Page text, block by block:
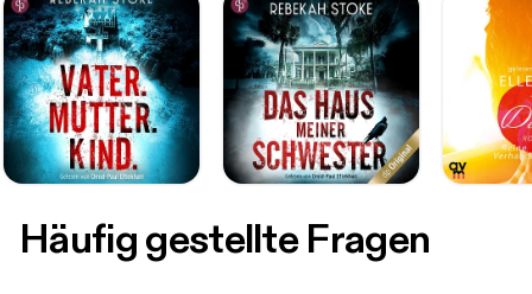
Häufig gestellte Fragen